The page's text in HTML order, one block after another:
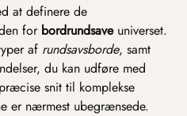
at definere de
for bordrundsaveuniverset.
af rundsavsborde, samt
du kan udføre med
snit til komplekse
er nærmest ubegrænsede.